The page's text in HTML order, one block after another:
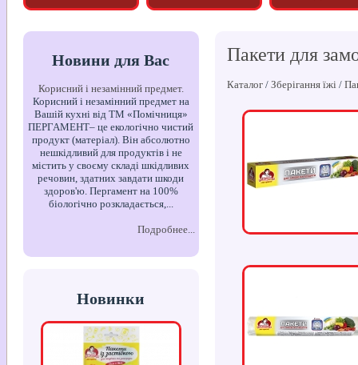
Новини для Вас
Корисний і незамінний предмет.
Корисний і незамінний предмет на
Вашій кухні від ТМ «Помічниця»
ПЕРГАМЕНТ– це екологічно чистий
продукт (матеріал). Він абсолютно
нешкідливий для продуктів і не
містить у своєму складі шкідливих
речовин, здатних завдати шкоди
здоров'ю. Пергамент на 100%
біологічно розкладається,...
Подробнее...
Новинки
Пакети для
Каталог/ Зберігання їжі /